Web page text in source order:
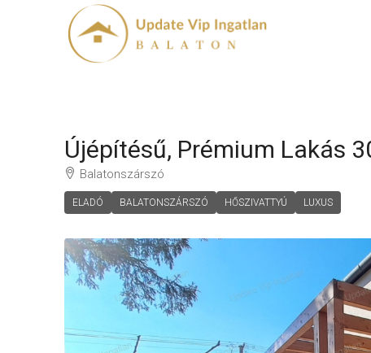
Újépítésű, Prémium Lakás
Balatonszárszó
ELADÓ BALATONSZÁRSZÓ HŐSZIVATTYÚ LUXUS